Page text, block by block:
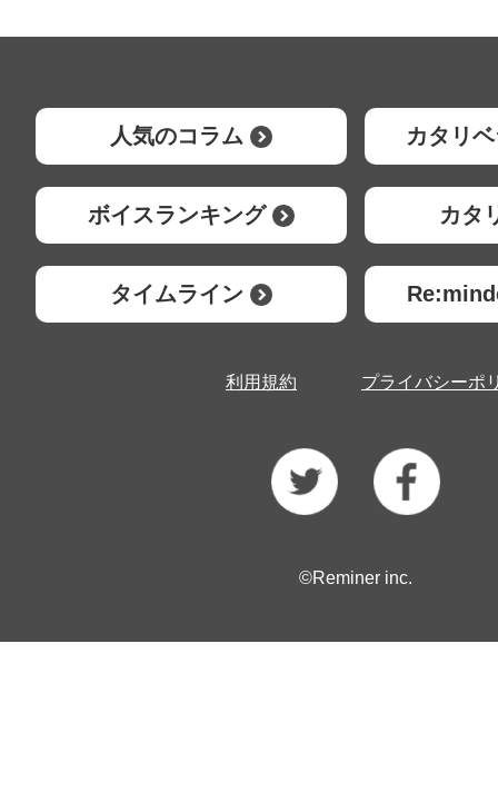
人気のコラム カタリ
ボイスランキング カタ
タイムライン
利用規約 プライバシーポ
©Reminer inc.